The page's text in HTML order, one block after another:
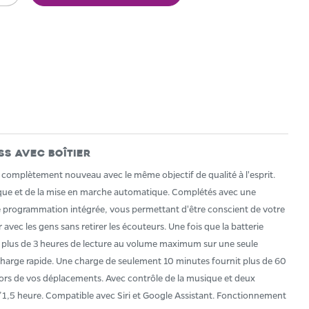
avec boîtier
nouveau avec le même objectif de qualité à l'esprit.
et de la mise en marche automatique. Complétés avec une
intégrée, vous permettant d'être conscient de votre
les gens sans retirer les écouteurs. Une fois que la batterie
de 3 heures de lecture au volume maximum sur une seule
rapide. Une charge de seulement 10 minutes fournit plus de 60
de vos déplacements. Avec contrôle de la musique et deux
heure. Compatible avec Siri et Google Assistant. Fonctionnement